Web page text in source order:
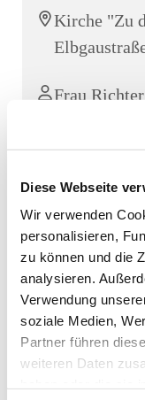
Diese Webseite
Wir verwenden
personalisieren,
zu können und die
analysieren.
Verwendung
soziale Medien,
Partner führen
weiteren Daten
Kirche "Zu
Frau Richter
Fit sein und
Gruppe was, die
im Seniorentreff
Aposteln" trifft.
0176/47 666 706.